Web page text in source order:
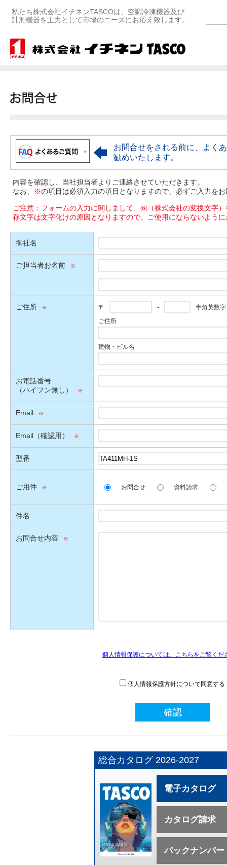
私たち株式会社イチネンTASCOは、空調冷凍機器及び
計測機器を主力として市場のニーズにお応え致します。
お問合せをされる前に、よく
勧めいたします。
内容を確認し、当社担当者よりご連絡させていただきます。
なお、
※の項目は必須入力の項目となりますので、必ずご入力を
ご注意：フォームの入力に関しまして、㈱（株式会社の変換文字
存文字は文字化けの原因となりますので、ご使用にならないよう
御社名
ご担当者お名前
ご住所 〒 -
半角英数字
ご住所
建物・ビル名
お電話番号
（ハイフン無し）
Email
Email（確認用）
型番
ご用件 お問合せ 資料請求
件名
お問合せ内容
個人情報保護については、こちらをご覧くだ
個人情報保護方針について同意する
確認
総合カタログ 2026-2027
電子カタログ
カタログ請求
バックナンバー